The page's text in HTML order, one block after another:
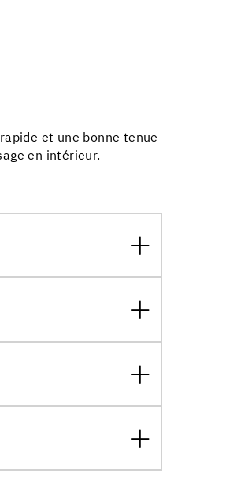
et une bonne tenue
en intérieur.